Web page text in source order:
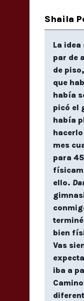
Shaila
La idea
par de
de
que
había
picó el
había
mes
para
ello.
bien
Vas
iba a